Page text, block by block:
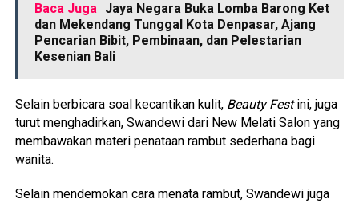
Baca Juga Jaya Negara Buka Lomba Barong Ket
dan Mekendang Tunggal Kota Denpasar, Ajang
Pencarian Bibit, Pembinaan, dan Pelestarian
Kesenian Bali
Selain berbicara soal kecantikan kulit, Beauty Festini, juga
turut menghadirkan, Swandewi dari New Melati Salon yang
membawakan materi penataan rambut sederhana bagi
wanita.
Selain mendemokan cara menata rambut, Swandewi juga